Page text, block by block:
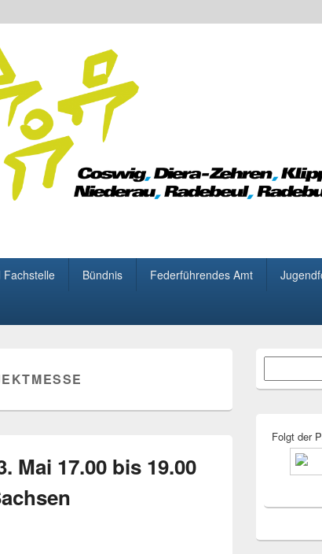
Fachstelle Bündnis Federführendes Amt
Mai 17.00 bis 19.00
Primärer
Widgetbereich
Folgt der